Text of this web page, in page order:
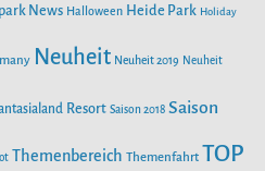
ERSTER MULTI
MATTHIAS MAURER
News Halloween Heide Park Holiday
Neuheit Neuheit 2019 Neuheit
Resort Saison 2018 Saison
Themenbereich Themenfahrt TOP